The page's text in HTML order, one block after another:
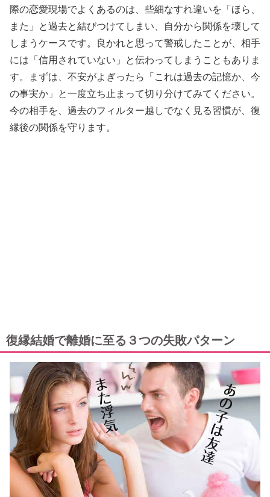
際の恋愛現場でよくあるのは、些細なすれ違いを「ほら、
また」と過去と結びつけてしまい、自分から関係を壊して
しまうケースです。良かれと思って警戒したことが、相手
には「信用されていない」と伝わってしまうこともありま
す。まずは、不安がよぎったら「これは過去の記憶か、今
の事実か」と一度立ち止まって切り分けてみてください。
今の相手を、過去のフィルター越しでなく見る習慣が、復
縁後の関係を守ります。
復縁結婚で離婚に至る３つの失敗パターン